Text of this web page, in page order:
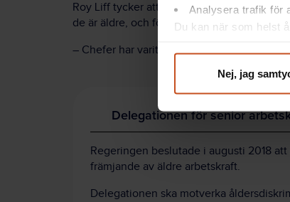
Analysera trafik för
Du kan när som helst
Nej, jag
Roy Liff tycker att chefer ska våga påverka
de är äldre, och försöka få dem att vilja
– Chefer har varit så försiktiga. Men jag
Delegationen för senior
Regeringen beslutade i augusti 2018
främjande av äldre arbetskraft.
Delegationen ska motverka